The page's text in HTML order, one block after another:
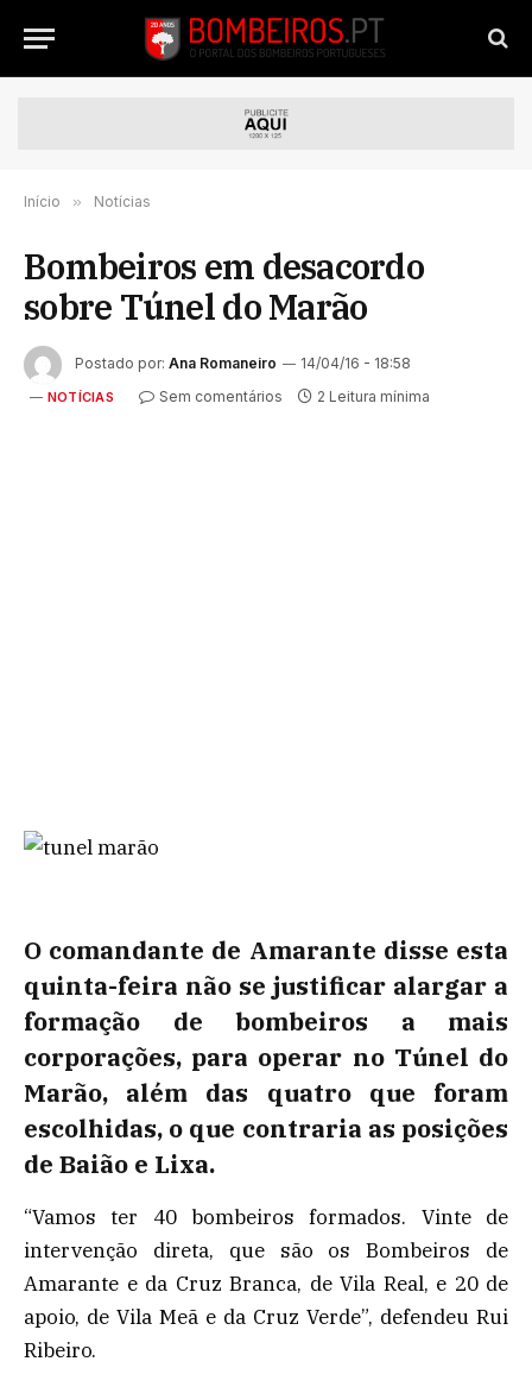
Início » Notícias
Bombeiros em desacordo
sobre Túnel do Marão
Postado por: Ana Romaneiro 14/04/16 - 18:58
NOTÍCIAS Sem comentários 2 Leitura mínima
O comandante de Amarante disse esta
quinta-feira não se justificar alargar a
formação de bombeiros a mais
corporações, para operar no Túnel do
Marão, além das quatro que foram
escolhidas, o que contraria as posições
de Baião e Lixa.
“Vamos ter 40 bombeiros formados. Vinte de
intervenção direta, que são os Bombeiros de
Amarante e da Cruz Branca, de Vila Real, e 20 de
apoio, de Vila Meã e da Cruz Verde”, defendeu Rui
Ribeiro.